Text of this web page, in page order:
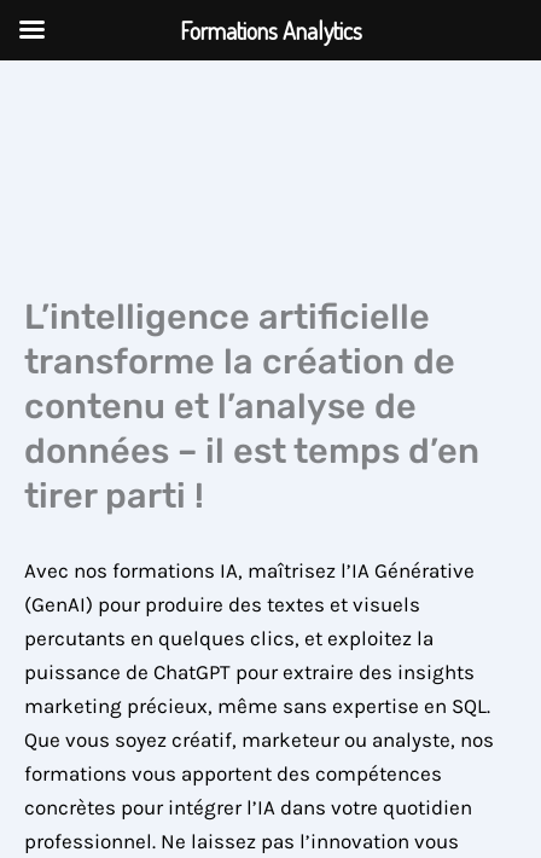
Aller
L’intelligence artificielle
transforme la création de
contenu et l’analyse de
données – il est temps d’en
tirer parti !
Avec nos formations IA, maîtrisez l’IA Générative
(GenAI) pour produire des textes et visuels
percutants en quelques clics, et exploitez la
puissance de ChatGPT pour extraire des insights
marketing précieux, même sans expertise en SQL.
Que vous soyez créatif, marketeur ou analyste, nos
formations vous apportent des compétences
concrètes pour intégrer l’IA dans votre quotidien
professionnel. Ne laissez pas l’innovation vous
Formations Analytics